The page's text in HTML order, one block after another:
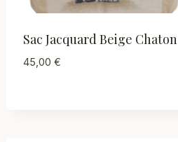
Sac Jacquard Beige Chaton
45,00 €